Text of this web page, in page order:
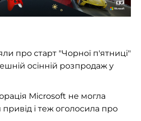
про старт "Чорної п'ятниці"
осінній розпродаж у
Microsoft не могла
і теж оголосила про